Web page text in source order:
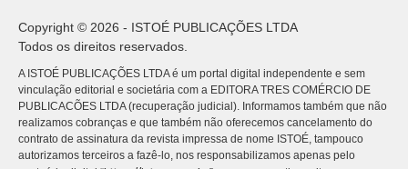
Copyright © 2026 - ISTOÉ PUBLICAÇÕES LTDA
Todos os direitos reservados.
A ISTOÉ PUBLICAÇÕES LTDA é um portal digital independente e sem
vinculação editorial e societária com a EDITORA TRES COMÉRCIO DE
PUBLICACÕES LTDA (recuperação judicial). Informamos também que não
realizamos cobranças e que também não oferecemos cancelamento do
contrato de assinatura da revista impressa de nome ISTOÉ, tampouco
autorizamos terceiros a fazê-lo, nos responsabilizamos apenas pelo